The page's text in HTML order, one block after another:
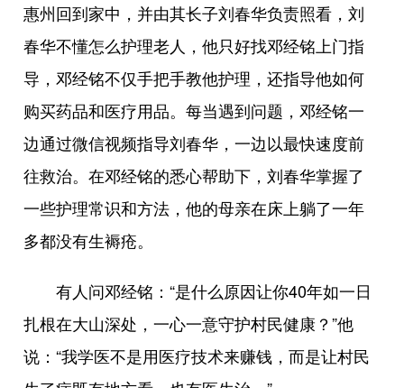
惠州回到家中，并由其长子刘春华负责照看，刘
春华不懂怎么护理老人，他只好找邓经铭上门指
导，邓经铭不仅手把手教他护理，还指导他如何
购买药品和医疗用品。每当遇到问题，邓经铭一
边通过微信视频指导刘春华，一边以最快速度前
往救治。在邓经铭的悉心帮助下，刘春华掌握了
一些护理常识和方法，他的母亲在床上躺了一年
多都没有生褥疮。
有人问邓经铭：“是什么原因让你40年如一日
扎根在大山深处，一心一意守护村民健康？”他
说：“我学医不是用医疗技术来赚钱，而是让村民